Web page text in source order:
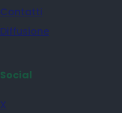
Contatti
Diffusione
Social
X